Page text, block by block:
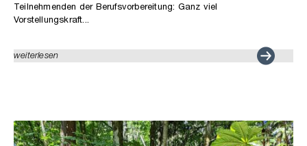
Teilnehmenden der Berufsvorbereitung: Ganz viel
Vorstellungskraft...
weiterlesen